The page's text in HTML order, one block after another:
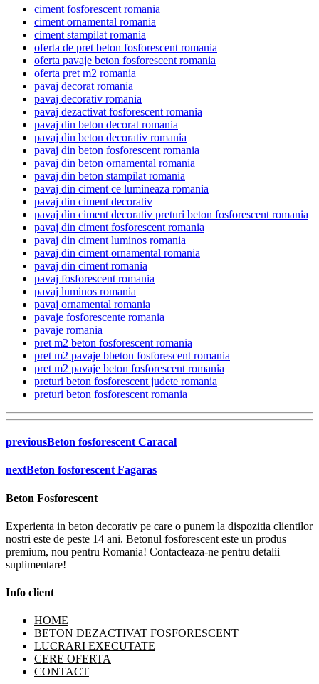
ciment fosforescent romania
ciment ornamental romania
ciment stampilat romania
oferta de pret beton fosforescent romania
oferta pavaje beton fosforescent romania
oferta pret m2 romania
pavaj decorat romania
pavaj decorativ romania
pavaj dezactivat fosforescent romania
pavaj din beton decorat romania
pavaj din beton decorativ romania
pavaj din beton fosforescent romania
pavaj din beton ornamental romania
pavaj din beton stampilat romania
pavaj din ciment ce lumineaza romania
pavaj din ciment decorativ
pavaj din ciment decorativ preturi beton fosforescent romania
pavaj din ciment fosforescent romania
pavaj din ciment luminos romania
pavaj din ciment ornamental romania
pavaj din ciment romania
pavaj fosforescent romania
pavaj luminos romania
pavaj ornamental romania
pavaje fosforescente romania
pavaje romania
pret m2 beton fosforescent romania
pret m2 pavaje bbeton fosforescent romania
pret m2 pavaje beton fosforescent romania
preturi beton fosforescent judete romania
preturi beton fosforescent romania
previousBeton fosforescent Caracal
nextBeton fosforescent Fagaras
Beton Fosforescent
Experienta in beton decorativ pe care o punem la dispozitia clientilor
nostri este de peste 14 ani. Betonul fosforescent este un produs
premium, nou pentru Romania! Contacteaza-ne pentru detalii
suplimentare!
Info client
HOME
BETON DEZACTIVAT FOSFORESCENT
LUCRARI EXECUTATE
CERE OFERTA
CONTACT